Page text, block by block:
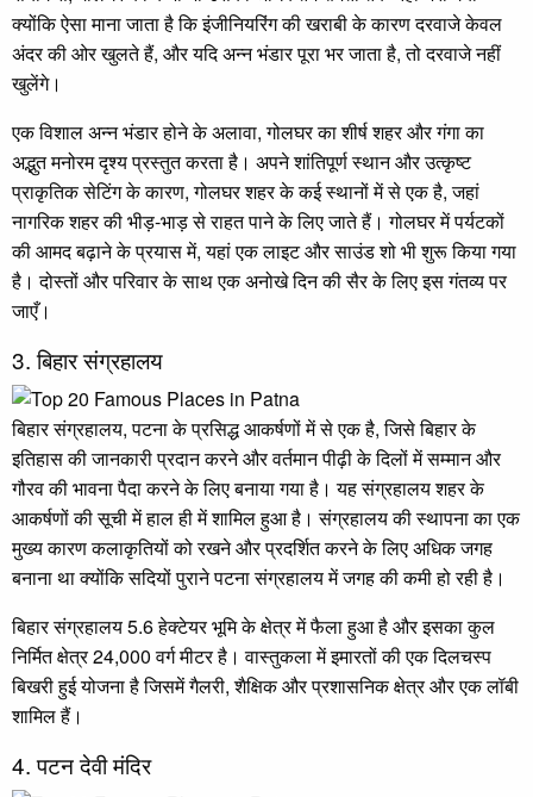
क्योंकि ऐसा माना जाता है कि इंजीनियरिंग की खराबी के कारण दरवाजे केवल
अंदर की ओर खुलते हैं, और यदि अन्न भंडार पूरा भर जाता है, तो दरवाजे नहीं
खुलेंगे।
एक विशाल अन्न भंडार होने के अलावा, गोलघर का शीर्ष शहर और गंगा का
अद्भुत मनोरम दृश्य प्रस्तुत करता है। अपने शांतिपूर्ण स्थान और उत्कृष्ट
प्राकृतिक सेटिंग के कारण, गोलघर शहर के कई स्थानों में से एक है, जहां
नागरिक शहर की भीड़-भाड़ से राहत पाने के लिए जाते हैं। गोलघर में पर्यटकों
की आमद बढ़ाने के प्रयास में, यहां एक लाइट और साउंड शो भी शुरू किया गया
है। दोस्तों और परिवार के साथ एक अनोखे दिन की सैर के लिए इस गंतव्य पर
जाएँ।
3. बिहार संग्रहालय
बिहार संग्रहालय, पटना के प्रसिद्ध आकर्षणों में से एक है, जिसे बिहार के
इतिहास की जानकारी प्रदान करने और वर्तमान पीढ़ी के दिलों में सम्मान और
गौरव की भावना पैदा करने के लिए बनाया गया है। यह संग्रहालय शहर के
आकर्षणों की सूची में हाल ही में शामिल हुआ है। संग्रहालय की स्थापना का एक
मुख्य कारण कलाकृतियों को रखने और प्रदर्शित करने के लिए अधिक जगह
बनाना था क्योंकि सदियों पुराने पटना संग्रहालय में जगह की कमी हो रही है।
बिहार संग्रहालय 5.6 हेक्टेयर भूमि के क्षेत्र में फैला हुआ है और इसका कुल
निर्मित क्षेत्र 24,000 वर्ग मीटर है। वास्तुकला में इमारतों की एक दिलचस्प
बिखरी हुई योजना है जिसमें गैलरी, शैक्षिक और प्रशासनिक क्षेत्र और एक लॉबी
शामिल हैं।
4. पटन देवी मंदिर